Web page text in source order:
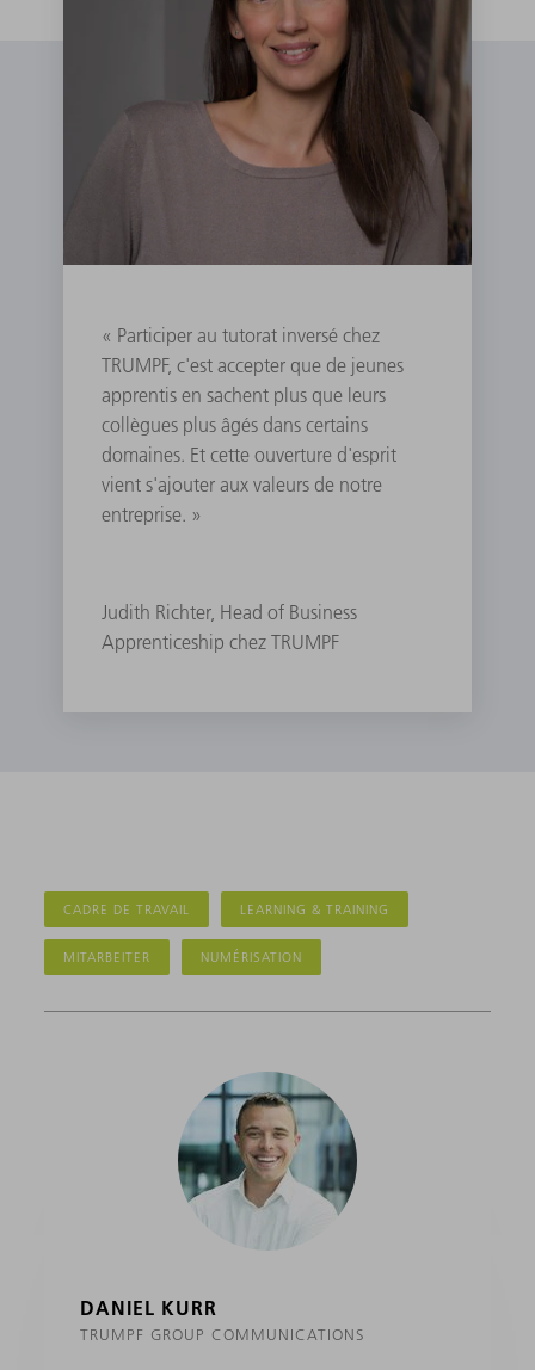
« Participer au tutorat inversé chez
TRUMPF, c'est accepter que de jeunes
apprentis en sachent plus que leurs
collègues plus âgés dans certains
domaines. Et cette ouverture d'esprit
vient s'ajouter aux valeurs de notre
entreprise. »
Judith Richter, Head of Business
Apprenticeship chez TRUMPF
CADRE DE TRAVAIL LEARNING & TRAINING
MITARBEITER NUMÉRISATION
DANIEL KURR
TRUMPF GROUP COMMUNICATIONS